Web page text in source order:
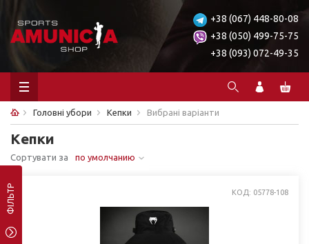
+38 (067) 448-80-08
+38 (050) 499-75-75
+38 (093) 072-49-35
Головні убори Кепки Вибрані варіанти
Кепки
Сортувати за по умолчанию
ФІЛЬТР КОД: 05778-108